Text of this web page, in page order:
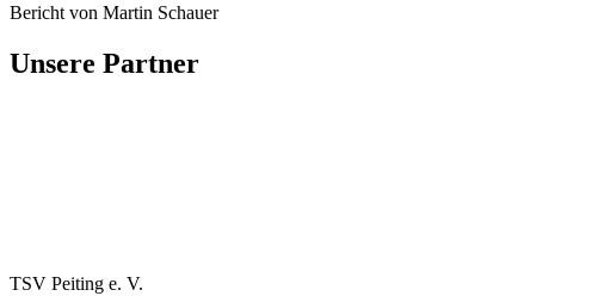
Bericht von Martin Schauer
Unsere Partner
TSV Peiting e. V.